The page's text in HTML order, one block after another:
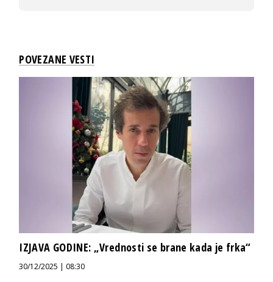
POVEZANE VESTI
IZJAVA GODINE: „Vrednosti se brane kada je frka“
30/12/2025 | 08:30